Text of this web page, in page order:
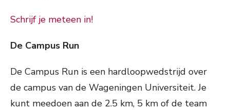
Schrijf je meteen in!
De Campus Run
De Campus Run is een hardloopwedstrijd over
de campus van de Wageningen Universiteit. Je
kunt meedoen aan de 2.5 km, 5 km of de team